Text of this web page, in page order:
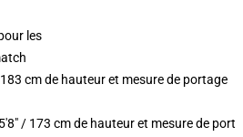
les
cm de hauteur et mesure de portage
/ 173 cm de hauteur et mesure de port